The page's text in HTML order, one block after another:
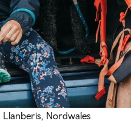
Llanberis, Nordwales